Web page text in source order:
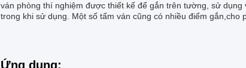
ván phòng thí nghiệm được thiết kế để gắn trên tường, sử
trong khi sử dụng. Một số tấm ván cũng có nhiều điểm gắn,cho
Ứng dụng: